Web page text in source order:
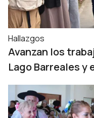
Hallazgos
Avanzan los
Lago Barreales y